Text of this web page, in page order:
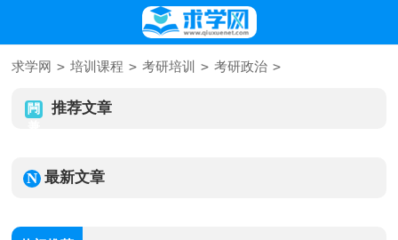
求学网 > 培训课程 > 考研培训 > 考研政治 >
推荐文章
最新文章